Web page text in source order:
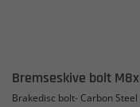
Bremseskive bolt
Brakedisc bolt- Carbon Steel